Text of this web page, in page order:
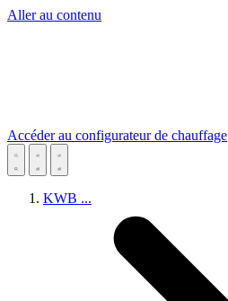
Aller au contenu
Accéder au configurateur de chauffage
KWB ...